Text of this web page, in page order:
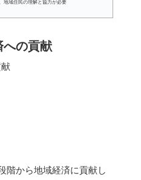
地域住民の理解と協力が必要
への貢献
階から地域経済に貢献し